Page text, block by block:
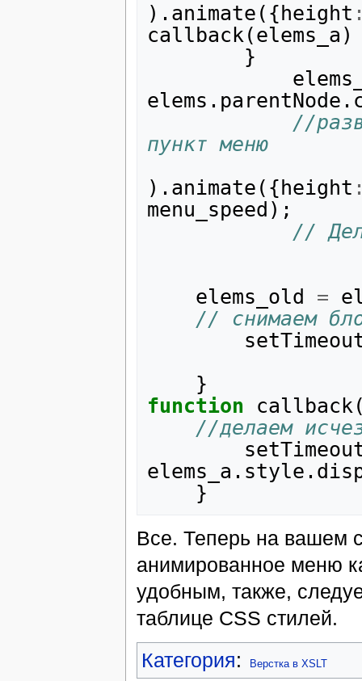
). animate ({ height
callback(elems_a )
}
elems . parentNode .
//
пункт меню
). animate ({ height
menu_speed );
//
elems_old =
// снимаем
}
function
callback
//делаем
elems_a . style .
}
Все. Теперь на вашем
анимированное меню
удобным, также,
таблице CSS стилей.
Категория: Верстка в XSLT